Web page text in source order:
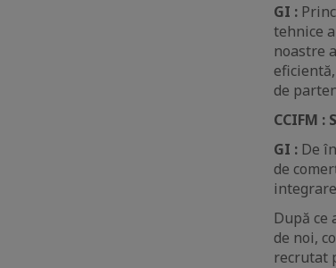
GI :
tehnice
noastre
de
CCIFM :
GI : De
de
După ce
de noi,
recrutat